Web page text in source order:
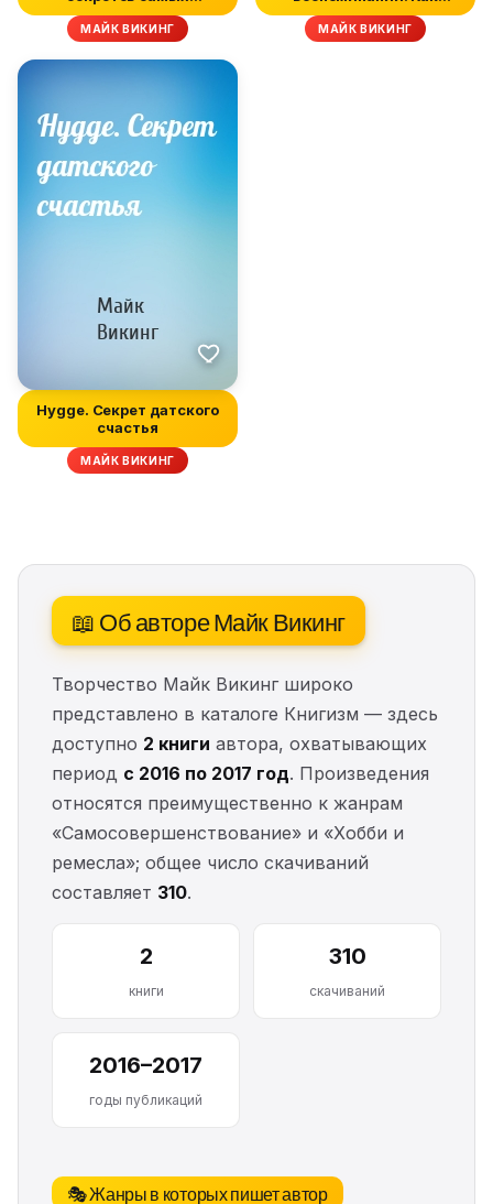
счастливых людей
МАЙК ВИКИНГ
создать и з...
МАЙК ВИКИНГ
Hygge. Секрет датского
счастья
МАЙК ВИКИНГ
📖 Об авторе Майк Викинг
Творчество Майк Викинг широко
представлено в каталоге Книгизм — здесь
доступно 2 книги автора, охватывающих
период с 2016 по 2017 год. Произведения
относятся преимущественно к жанрам
«Самосовершенствование» и «Хобби и
ремесла»; общее число скачиваний
составляет 310.
2
книги
310
скачиваний
2016–2017
годы публикаций
🎭 Жанры в которых пишет автор